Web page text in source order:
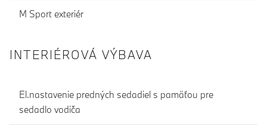
M Sport exteriér
INTERIÉROVÁ VÝBAVA
El.nastavenie predných sedadiel s pamäťou pre
sedadlo vodiča